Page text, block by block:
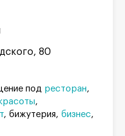
80
под ресторан
бижутерия
бизнес